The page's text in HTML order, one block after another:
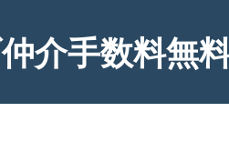
介手数料無